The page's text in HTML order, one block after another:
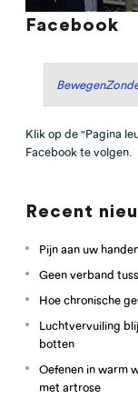
Facebook
Klik op de "Pagina
Facebook te volgen.
Recent
Pijn aan uw
Geen verband
Hoe chronische
Luchtvervuiling
botten
Oefenen in warm
met artrose